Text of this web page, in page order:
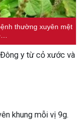
thường xuyên mệt
y từ cỏ xước và
khung mỗi vị 9g.